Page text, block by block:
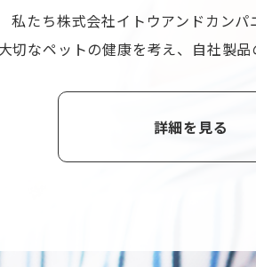
私たち株式会社イトウアンドカン
切なペットの健康を考え、 自社製品
詳細を見る